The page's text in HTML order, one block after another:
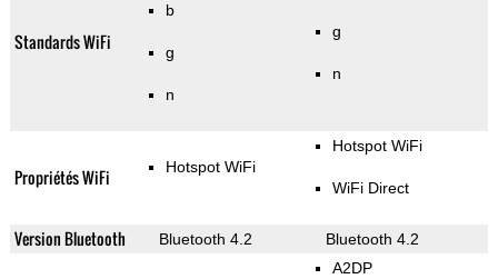
Standards WiFi
b
g
n
g
n
Propriétés WiFi Hotspot WiFi
Hotspot WiFi
WiFi Direct
Version Bluetooth Bluetooth 4.2 Bluetooth 4.2
A2DP